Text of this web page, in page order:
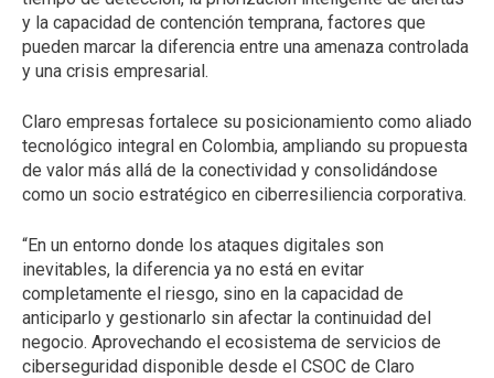
y la capacidad de contención temprana, factores que
pueden marcar la diferencia entre una amenaza controlada
y una crisis empresarial.
Claro empresas fortalece su posicionamiento como aliado
tecnológico integral en Colombia, ampliando su propuesta
de valor más allá de la conectividad y consolidándose
como un socio estratégico en ciberresiliencia corporativa.
“En un entorno donde los ataques digitales son
inevitables, la diferencia ya no está en evitar
completamente el riesgo, sino en la capacidad de
anticiparlo y gestionarlo sin afectar la continuidad del
negocio. Aprovechando el ecosistema de servicios de
ciberseguridad disponible desde el CSOC de Claro